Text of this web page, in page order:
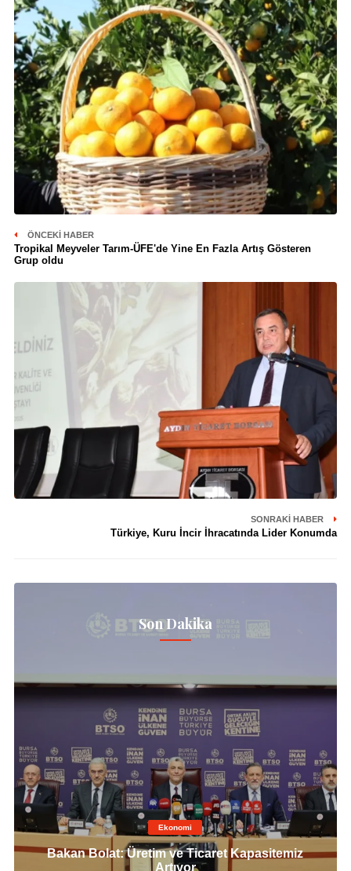
ÖNCEKI HABER
Tropikal Meyveler Tarım-ÜFE'de Yine En Fazla Artış Gösteren
Grup oldu
SONRAKI HABER
Türkiye, Kuru İncir İhracatında Lider Konumda
Son Dakika
Ekonomi
Bakan Bolat: Üretim ve Ticaret Kapasitemiz
Artıyor